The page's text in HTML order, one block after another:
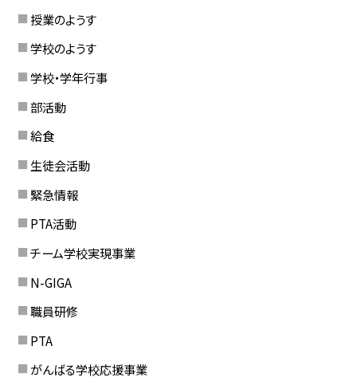
授業のようす
学校のようす
学校・学年行事
部活動
給食
生徒会活動
緊急情報
PTA活動
チーム学校実現事業
N-GIGA
職員研修
PTA
がんばる学校応援事業